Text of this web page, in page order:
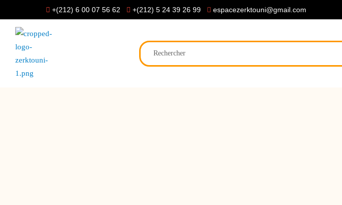
+(212) 6 00 07 56 62 +(212) 5 24 39 26 99 espacezerktouni@gmail.com